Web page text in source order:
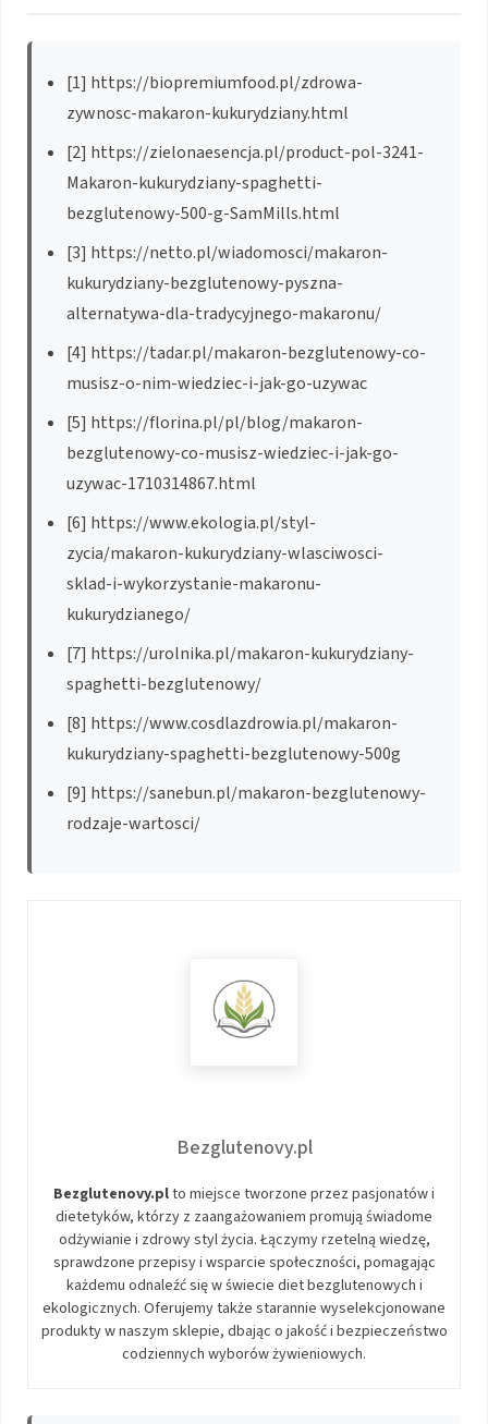
[1] https://biopremiumfood.pl/zdrowa-
zywnosc-makaron-kukurydziany.html
[2] https://zielonaesencja.pl/product-pol-3241-
Makaron-kukurydziany-spaghetti-
bezglutenowy-500-g-SamMills.html
[3] https://netto.pl/wiadomosci/makaron-
kukurydziany-bezglutenowy-pyszna-
alternatywa-dla-tradycyjnego-makaronu/
[4] https://tadar.pl/makaron-bezglutenowy-co-
musisz-o-nim-wiedziec-i-jak-go-uzywac
[5] https://florina.pl/pl/blog/makaron-
bezglutenowy-co-musisz-wiedziec-i-jak-go-
uzywac-1710314867.html
[6] https://www.ekologia.pl/styl-
zycia/makaron-kukurydziany-wlasciwosci-
sklad-i-wykorzystanie-makaronu-
kukurydzianego/
[7] https://urolnika.pl/makaron-kukurydziany-
spaghetti-bezglutenowy/
[8] https://www.cosdlazdrowia.pl/makaron-
kukurydziany-spaghetti-bezglutenowy-500g
[9] https://sanebun.pl/makaron-bezglutenowy-
rodzaje-wartosci/
Bezglutenovy.pl
Bezglutenovy.plto miejsce tworzone przez pasjonatów i
dietetyków, którzy z zaangażowaniem promują świadome
odżywianie i zdrowy styl życia. Łączymy rzetelną wiedzę,
sprawdzone przepisy i wsparcie społeczności, pomagając
każdemu odnaleźć się w świecie diet bezglutenowych i
ekologicznych. Oferujemy także starannie wyselekcjonowane
produkty w naszym sklepie, dbając o jakość i bezpieczeństwo
codziennych wyborów żywieniowych.